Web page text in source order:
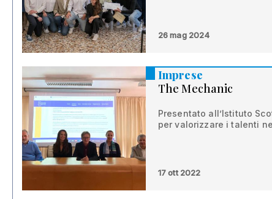
26 mag 2024
Imprese
The Mechanic
Presentato all’Istituto
per valorizzare i talenti
17 ott 2022